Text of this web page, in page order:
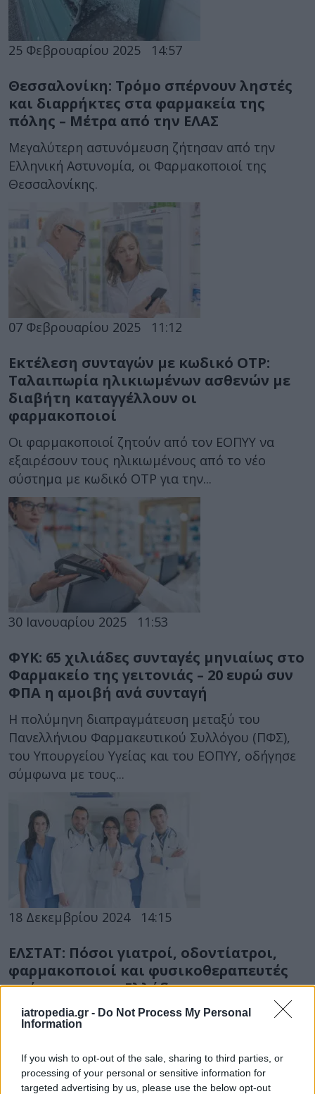
iatropedia.gr - Do Not Process My Personal
Information
If you wish to opt-out of the sale, sharing to third parties, or
processing of your personal or sensitive information for
targeted advertising by us, please use the below opt-out
25 Φεβρουαρίου 2025 14:57
Θεσσαλονίκη: Τρόμο σπέρνουν ληστές
και διαρρήκτες στα φαρμακεία της
πόλης – Μέτρα από την ΕΛΑΣ
Μεγαλύτερη αστυνόμευση ζήτησαν από την
Ελληνική Αστυνομία, οι Φαρμακοποιοί της
Θεσσαλονίκης.
07 Φεβρουαρίου 2025 11:12
Εκτέλεση συνταγών με κωδικό OTP:
Ταλαιπωρία ηλικιωμένων ασθενών με
διαβήτη καταγγέλλουν οι
φαρμακοποιοί
Oι φαρμακοποιοί ζητούν από τον ΕΟΠΥΥ να
εξαιρέσουν τους ηλικιωμένους από το νέο
σύστημα με κωδικό OTP για την...
30 Ιανουαρίου 2025 11:53
ΦΥΚ: 65 χιλιάδες συνταγές μηνιαίως στο
Φαρμακείο της γειτονιάς – 20 ευρώ συν
ΦΠΑ η αμοιβή ανά συνταγή
Η πολύμηνη διαπραγμάτευση μεταξύ του
Πανελλήνιου Φαρμακευτικού Συλλόγου (ΠΦΣ),
του Υπουργείου Υγείας και του ΕΟΠΥΥ, οδήγησε
σύμφωνα με τους...
18 Δεκεμβρίου 2024 14:15
ΕΛΣΤΑΤ: Πόσοι γιατροί, οδοντίατροι,
φαρμακοποιοί και φυσικοθεραπευτές
υπάρχουν στην Ελλάδα
Σύμφωνα με την έρευνα της ΕΛΣΤΑΤ, οι
εγγεγραμμένοι γιατροί παρουσιάζουν αύξηση το
2023, σε σχέση με το 2022, κυρίως...